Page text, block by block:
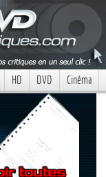
HD DVD Cinéma